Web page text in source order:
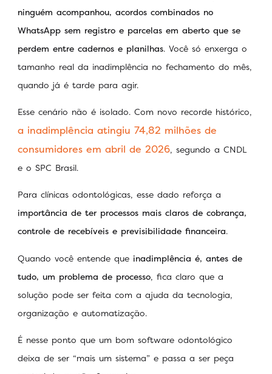
ninguém acompanhou, acordos combinados no
WhatsApp sem registro e parcelas em aberto que se
perdem entre cadernos e planilhas. Você só enxerga o
tamanho real da inadimplência no fechamento do mês,
quando já é tarde para agir.
Esse cenário não é isolado. Com novo recorde histórico,
a inadimplência atingiu 74,82 milhões de
consumidores em abril de 2026, segundo a CNDL
e o SPC Brasil.
Para clínicas odontológicas, esse dado reforça a
importância de ter processos mais claros de cobrança,
controle de recebíveis e previsibilidade financeira.
Quando você entende que inadimplência é, antes de
tudo, um problema de processo, fica claro que a
solução pode ser feita com a ajuda da tecnologia,
organização e automatização.
É nesse ponto que um bom software odontológico
deixa de ser “mais um sistema” e passa a ser peça